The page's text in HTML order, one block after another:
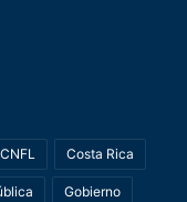
CNFL Costa Rica
Gobierno